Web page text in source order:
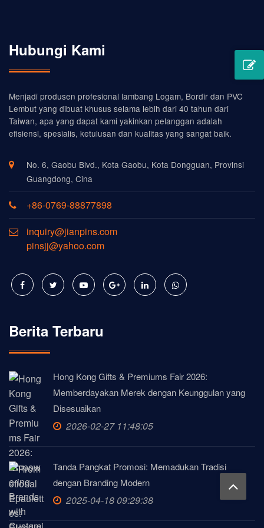
Hubungi Kami
Menjadi produsen profesional lambang Logam, Bordir dan PVC
Lembut yang dibuat khusus selama lebih dari 40 tahun dari
Taiwan, apa yang dapat kami yakinkan pelanggan adalah
efisiensi, spesialis, ketulusan dan kualitas yang sangat baik.
No. 6, Gaobu Blvd., Kota Gaobu, Kota Dongguan, Provinsi
Guangdong, Cina
+86-0769-88877898
inquiry@jianpins.com
pinsjj@yahoo.com
Berita Terbaru
Hong Kong Gifts & Premiums Fair 2026:
Memberdayakan Merek dengan Keunggulan yang
Disesuaikan
2026-02-27 11:48:05
Tanda Pangkat Promosi: Memadukan Tradisi
dengan Branding Modern
2025-04-18 09:29:38